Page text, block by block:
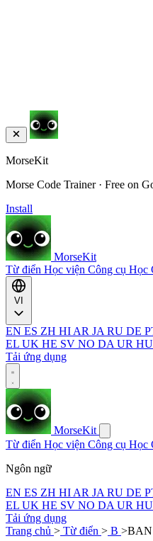
MorseKit
Morse Code Trainer · Free on
Install
MorseKit
Từ điển Học viện Công cụ Học
EN ES ZH HI AR JA RU DE
EL UK HE SV NO DA UR HU
Tải ứng dụng
MorseKit
Từ điển Học viện Công cụ Học
Ngôn ngữ
EN ES ZH HI AR JA RU DE
EL UK HE SV NO DA UR HU
Tải ứng dụng
Trang chủ > Từ điển > B >